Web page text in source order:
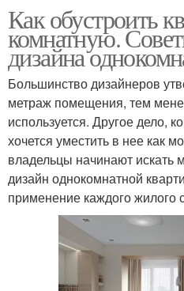
Как обустроить
комнатную.
дизайна
Большинство дизайнеров
метраж помещения, тем
используется. Другое дело,
хочется уместить в нее как
владельцы начинают искать
дизайн однокомнатной
применение каждого жилого